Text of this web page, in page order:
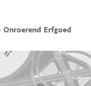
Onroerend Erfgoed